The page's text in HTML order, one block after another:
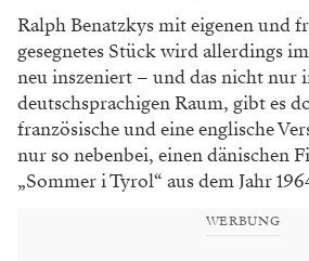
Ralph Benatzkys mit eigenen und
gesegnetes Stück wird allerdings
neu inszeniert – und das nicht nur
deutschsprachigen Raum, gibt es
französische und eine englische
nur so nebenbei, einen dänischen
„Sommer i Tyrol“ aus dem Jahr
WERBUNG